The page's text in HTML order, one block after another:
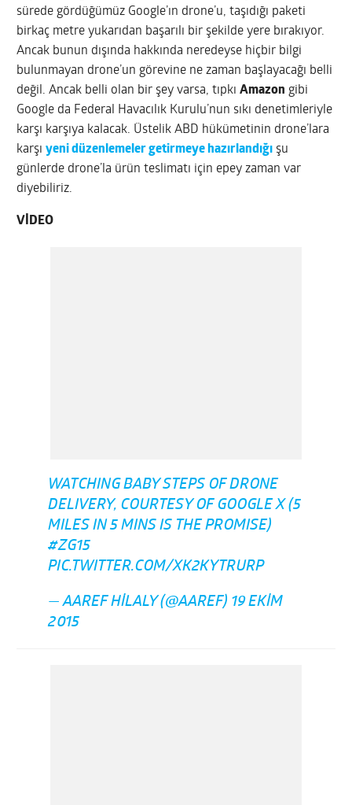
sürede gördüğümüz Google’ın drone’u, taşıdığı paketi
birkaç metre yukarıdan başarılı bir şekilde yere bırakıyor.
Ancak bunun dışında hakkında neredeyse hiçbir bilgi
bulunmayan drone’un görevine ne zaman başlayacağı belli
değil. Ancak belli olan bir şey varsa, tıpkıAmazon gibi
Google da Federal Havacılık Kurulu’nun sıkı denetimleriyle
karşı karşıya kalacak. Üstelik ABD hükümetinin drone’lara
karşıyeni düzenlemeler getirmeye hazırlandığı şu
günlerde drone’la ürün teslimatı için epey zaman var
diyebiliriz.
VİDEO
WATCHING BABY STEPS OF DRONE
DELIVERY, COURTESY OF GOOGLE X (5
MILES IN 5 MINS IS THE PROMISE)
#ZG15
PIC.TWITTER.COM/XK2KYTRURP
— AAREF HILALY (@AAREF) 19 EKIM
2015